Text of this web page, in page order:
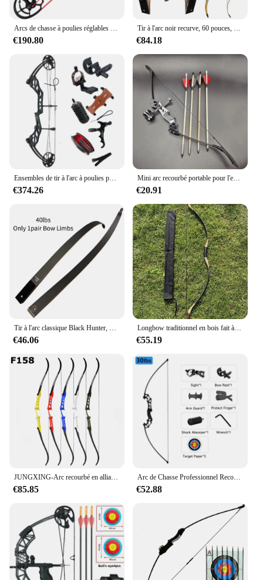
€190.80 €84.18
€374.26
Mini arc recourbé portable pour l'extérieur, tir à l'arc avec poignées amovibles, jouet de sport, ensemble d'arc et de flèches, visée injuste
€20.91
€46.06
Longbow traditionnel en bois fait à la main, pratique du tir à l'arc et de la chasse, courbé, artériel, 20-60
€55.19
JUNGXING-Arc recourbé en alliage d'aluminium, Riser pour droitier, tir à l'arc, chasse, F 158, 68 pouces, 1, 8-40 lb
€85.85
Arc de Chasse Professionnel Recourbé entre 13,6 et 22,7 kg, Nouveauté, Force de Frappe Puissante, Tir à l'Arc, Flèche, Sports de Plein Air, Nature
€52.88